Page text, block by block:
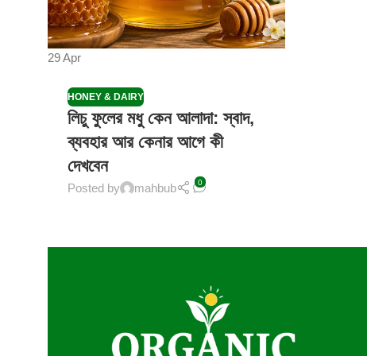
29Apr
HONEY & DAIRY
লিচু ফুলের মধু কেন আলাদা: স্বাদ,
ব্যবহার আর কেনার আগে কী
দেখবেন
Posted by mahbub 0